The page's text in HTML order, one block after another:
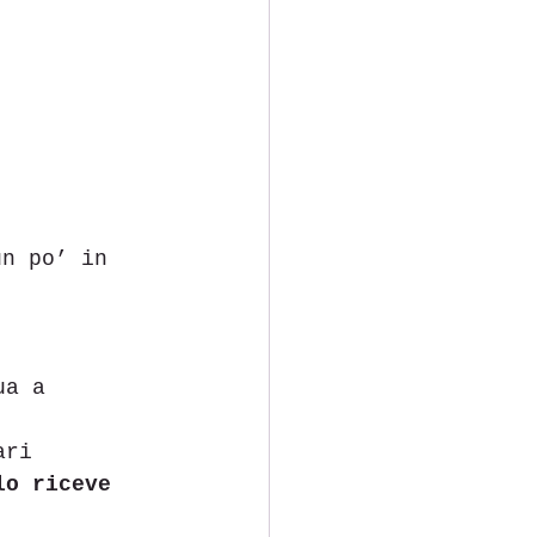
po’ in
a
riceve